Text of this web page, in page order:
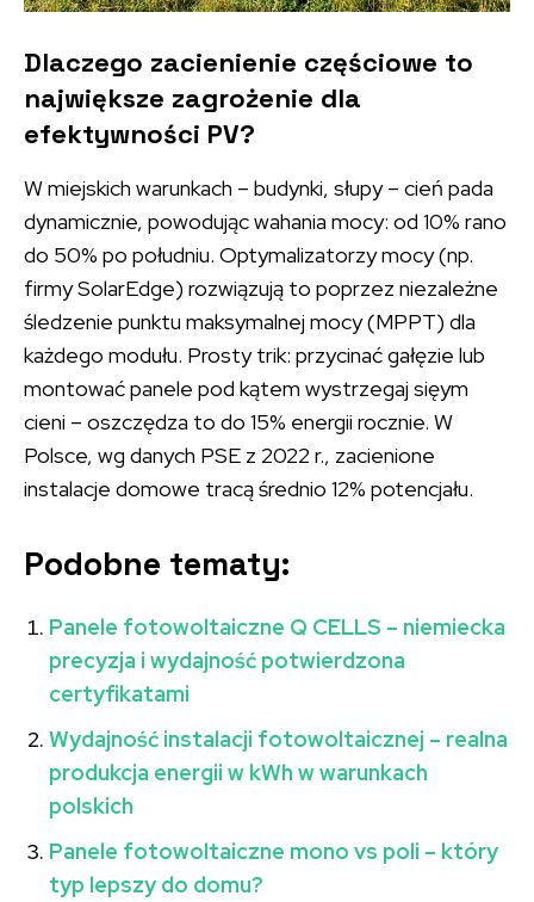
Dlaczego zacienienie częściowe to
największe zagrożenie dla
efektywności PV?
W miejskich warunkach – budynki, słupy – cień pada
dynamicznie, powodując wahania mocy: od 10% rano
do 50% po południu. Optymalizatorzy mocy (np.
firmy SolarEdge) rozwiązują to poprzez niezależne
śledzenie punktu maksymalnej mocy (MPPT) dla
każdego modułu. Prosty trik: przycinać gałęzie lub
montować panele pod kątem wystrzegaj sięym
cieni – oszczędza to do 15% energii rocznie. W
Polsce, wg danych PSE z 2022 r., zacienione
instalacje domowe tracą średnio 12% potencjału.
Podobne tematy:
Panele fotowoltaiczne Q CELLS – niemiecka
precyzja i wydajność potwierdzona
certyfikatami
Wydajność instalacji fotowoltaicznej – realna
produkcja energii w kWh w warunkach
polskich
Panele fotowoltaiczne mono vs poli – który
typ lepszy do domu?